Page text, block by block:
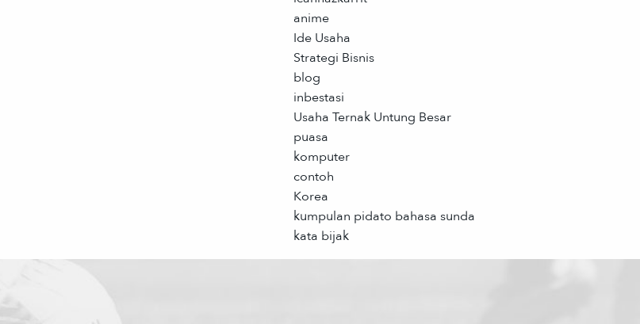
anime
Ide Usaha
Strategi Bisnis
blog
inbestasi
Usaha Ternak Untung Besar
puasa
komputer
contoh
Korea
kumpulan pidato bahasa sunda
kata bijak